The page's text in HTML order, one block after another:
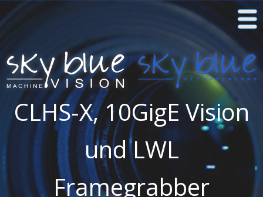
CLHS-X, 10GigE Vision
und LWL
Framegrabber